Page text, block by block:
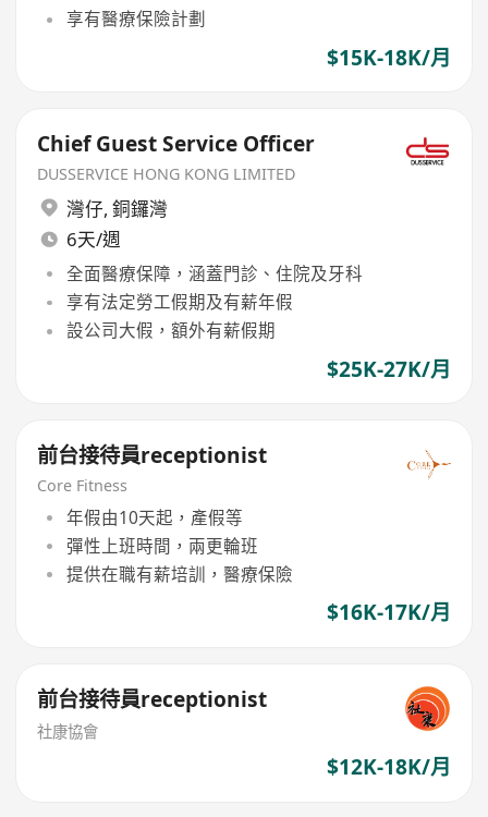
享有醫療保險計劃
$15K-18K/月
Chief Guest Service Officer
DUSSERVICE HONG KONG LIMITED
灣仔, 銅鑼灣
6天/週
全面醫療保障，涵蓋門診、住院及牙科
享有法定勞工假期及有薪年假
設公司大假，額外有薪假期
$25K-27K/月
前台接待員receptionist
Core Fitness
年假由10天起，產假等
彈性上班時間，兩更輪班
提供在職有薪培訓，醫療保險
$16K-17K/月
前台接待員receptionist
社康協會
$12K-18K/月